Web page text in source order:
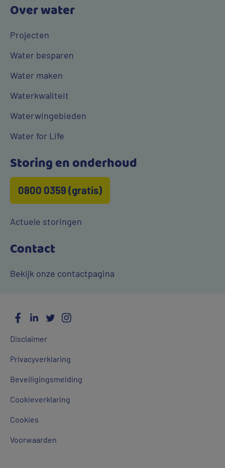
Over water
Projecten
Water besparen
Water maken
Waterkwaliteit
Waterwingebieden
Water for Life
Storing en onderhoud
0800 0359 (gratis)
Actuele storingen
Contact
Bekijk onze contactpagina
Algemene
Disclaimer
Privacyverklaring
Beveiligingsmelding
Cookieverklaring
Cookies
Voorwaarden
Social
Media
Facebook
LinkedInTwitter